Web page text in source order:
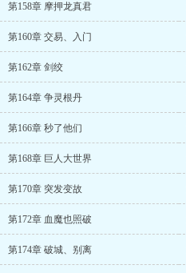
第158章 摩押龙真君
第160章 交易、入门
第162章 剑绞
第164章 争灵根丹
第166章 秒了他们
第168章 巨人大世界
第170章 突发变故
第172章 血魔也照破
第174章 破城、别离